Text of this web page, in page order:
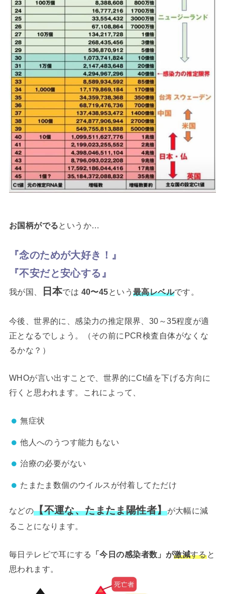
お国柄がでるというか…
『念のためが大好き！』
『不安だと安心する』
我が国、 日本では 40〜45という 最高レベルです。
今後、世界的に、感染力の推定限界、30～35程度が適
正となるでしょう。（その前にPCR検査自体がなくな
るかな？）
WHOが言い出すことで、世界的にCt値を下げる方向に
行くと思われます。
これによって、
無症状
他人へのうつす能力もない
治療の必要がない
たまたま数個のウイルスが付着してただけ
などの【不運な、たまたま陽性者】が大幅に減
ることになります。
毎日テレビで耳にする 「今日の感染者数」 が激減すると
思われます。